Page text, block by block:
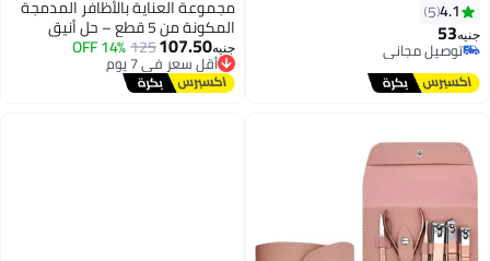
4.1
5
جنيه53
توصيل مجاني
توصيل مجاني
مجموعة العناية بالأظافر المدمجة
المكونة من 5 قطع – حل أنيق
ونظيف وصحي للعناية بأظافر النساء
جنيه107.50
125
14% OFF أقل سعر في 7 يوم
توصيل مجاني
أقل سعر في 7 يوم